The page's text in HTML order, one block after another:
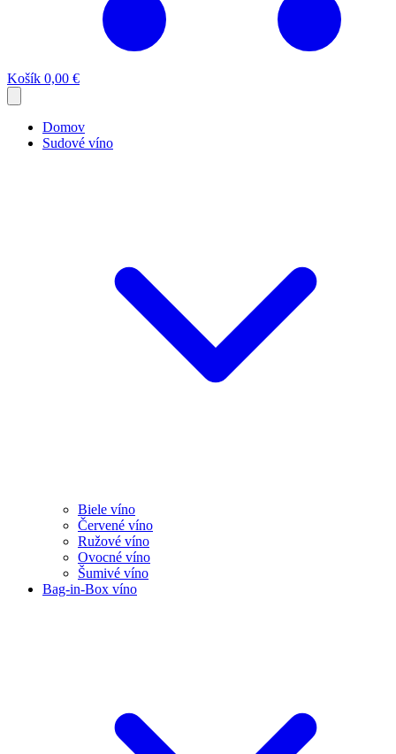
Košík 0,00 €
Domov
Sudové víno
Biele víno
Červené víno
Ružové víno
Ovocné víno
Šumivé víno
Bag-in-Box víno